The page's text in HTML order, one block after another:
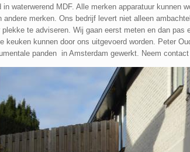
in waterwerend MDF. Alle merken apparatuur
andere merken. Ons bedrijf levert niet alleen
te adviseren. Wij gaan eerst meten en dan
keuken kunnen door ons uitgevoerd worden. Peter
panden in Amsterdam gewerkt. Neem